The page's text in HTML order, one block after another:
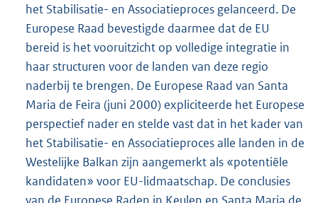
het Stabilisatie- en Associatieproces gelanceerd. De
Europese Raad bevestigde daarmee dat de EU
bereid is het vooruitzicht op volledige integratie in
haar structuren voor de landen van deze regio
naderbij te brengen. De Europese Raad van Santa
Maria de Feira (juni 2000) expliciteerde het Europese
perspectief nader en stelde vast dat in het kader van
het Stabilisatie- en Associatieproces alle landen in de
Westelijke Balkan zijn aangemerkt als «potentiële
kandidaten» voor EU-lidmaatschap. De conclusies